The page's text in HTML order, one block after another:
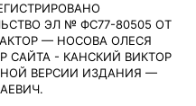
ЭЛ № ФС77-80505 ОТ
— НОСОВА ОЛЕСЯ
САЙТА - КАНСКИЙ ВИКТОР
ВЕРСИИ ИЗДАНИЯ —